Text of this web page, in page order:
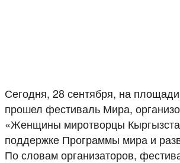
Сегодня, 28 сентября, на
прошел фестиваль Мира,
«Женщины миротворцы
поддержке Программы мира и
По словам организаторов,